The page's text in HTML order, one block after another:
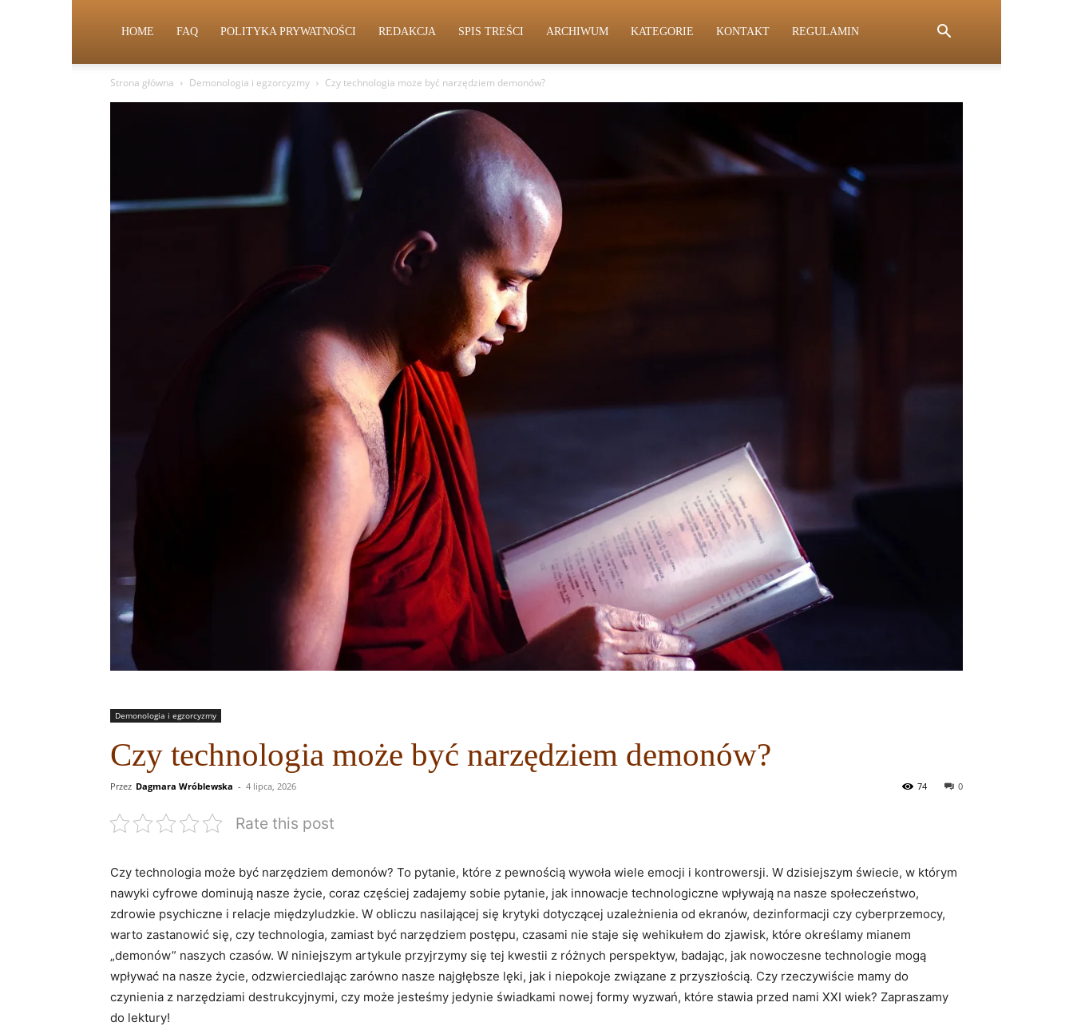
HOME FAQ POLITYKA PRYWATNOŚCI REDAKCJA SPIS TREŚCI ARCHIWUM KATEGORIE KONTAKT REGULAMIN
Strona główna Demonologia i egzorcyzmy Czy technologia może być narzędziem demonów?
Demonologia i egzorcyzmy
Czy technologia może być narzędziem demonów?
Przez Dagmara Wróblewska - 4 lipca, 2026 0
74
Rate this post
Czy technologia może być narzędziem demonów? To pytanie, które z pewnością wywoła wiele emocji i kontrowersji. W dzisiejszym świecie, w którym
nawyki cyfrowe dominują nasze życie, coraz częściej zadajemy sobie pytanie, jak innowacje technologiczne wpływają na nasze społeczeństwo,
zdrowie psychiczne i relacje międzyludzkie. W obliczu nasilającej się krytyki dotyczącej uzależnienia od ekranów, dezinformacji czy cyberprzemocy,
warto zastanowić się, czy technologia, zamiast być narzędziem postępu, czasami nie staje się wehikułem do zjawisk, które określamy mianem
„demonów” naszych czasów. W niniejszym artykule przyjrzymy się tej kwestii z różnych perspektyw, badając, jak nowoczesne technologie mogą
wpływać na nasze życie, odzwierciedlając zarówno nasze najgłębsze lęki, jak i niepokoje związane z przyszłością. Czy rzeczywiście mamy do
czynienia z narzędziami destrukcyjnymi, czy może jesteśmy jedynie świadkami nowej formy wyzwań, które stawia przed nami XXI wiek? Zapraszamy
do lektury!